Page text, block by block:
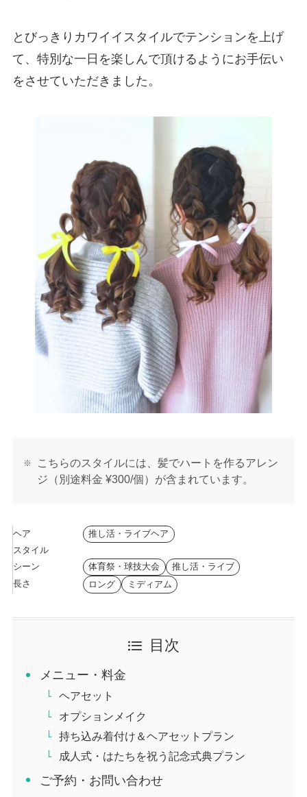
とびっきりカワイイスタイルでテンションを上げ
て、特別な一日を楽しんで頂けるようにお手伝い
をさせていただきました。
こちらのスタイルには、髪でハートを作るアレン
ジ（別途料金 ¥300/個）が含まれています。
ヘア
スタイル
推し活・ライブヘア
シーン 体育祭・球技大会 推し活・ライブ
長さ ロング ミディアム
目次
メニュー・料金
ヘアセット
オプションメイク
持ち込み着付け＆ヘアセットプラン
成人式・はたちを祝う記念式典プラン
ご予約・お問い合わせ